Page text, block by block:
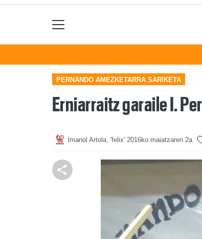
PERNANDO AMEZKETARRA SARIKETA
Erniarraitz garaile I.
Imanol Artola, 'felix' 2016ko maiatzaren 2a